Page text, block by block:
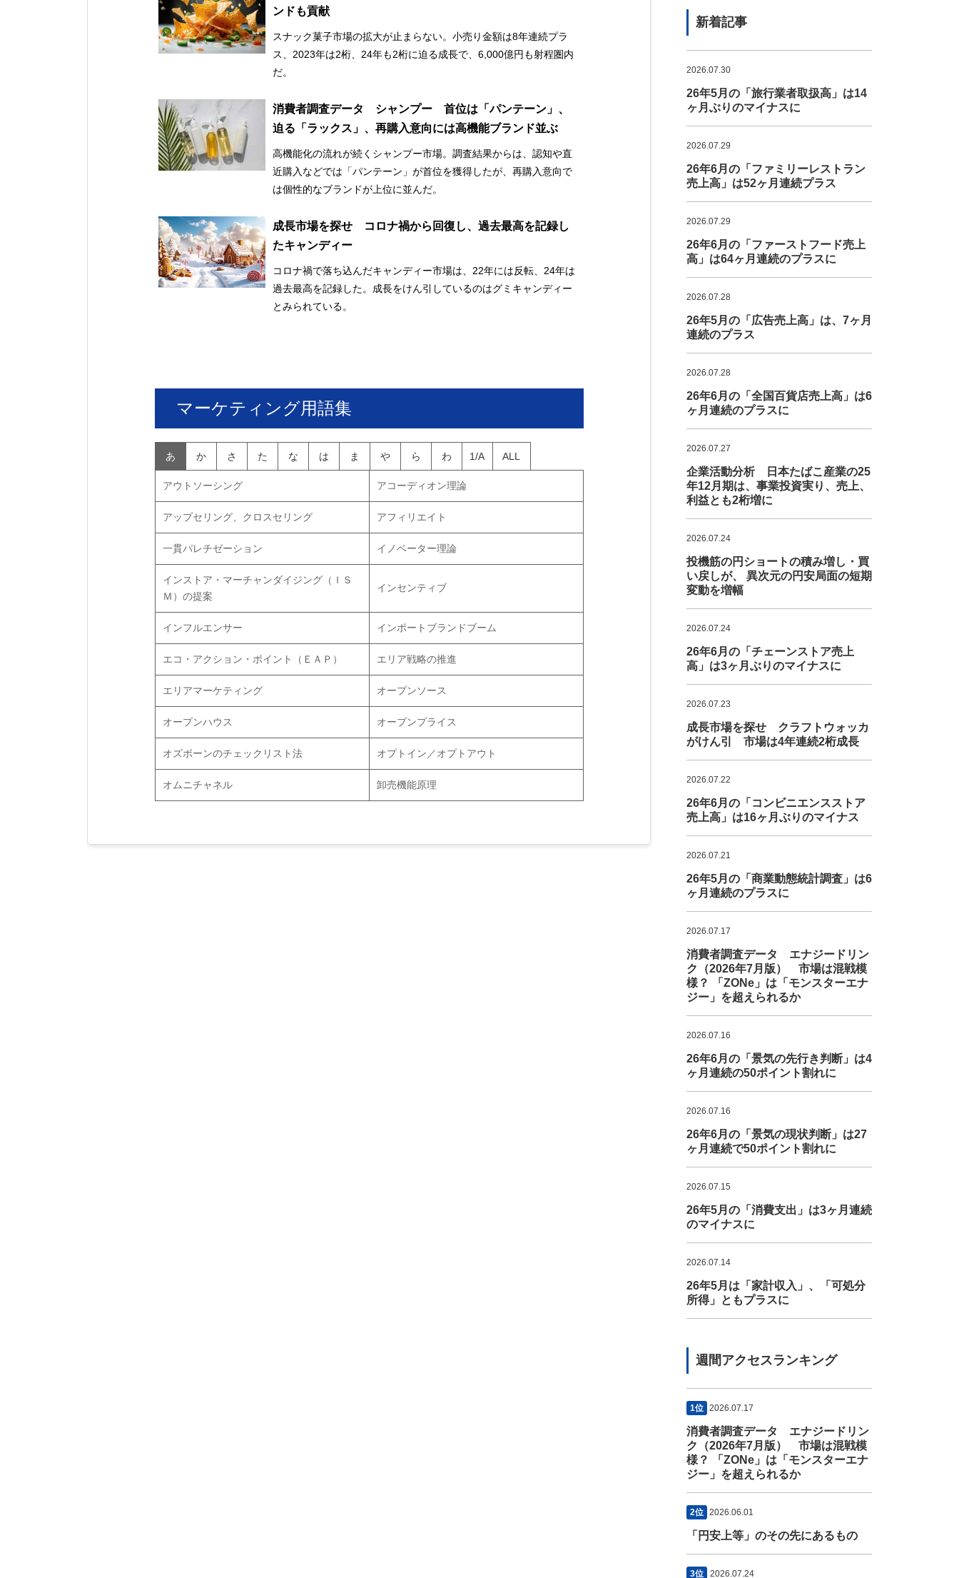
ンドも貢献
スナック菓子市場の拡大が止まらない。小売り金額は8年連続プラ
ス、2023年は2桁、24年も2桁に迫る成長で、6,000億円も射程圏内
だ。
消費者調査データ シャンプー 首位は「パンテーン」、
迫る「ラックス」、再購入意向には高機能ブランド並ぶ
高機能化の流れが続くシャンプー市場。調査結果からは、認知や直
近購入などでは「パンテーン」が首位を獲得したが、再購入意向で
は個性的なブランドが上位に並んだ。
成長市場を探せ コロナ禍から回復し、過去最高を記録し
たキャンディー
コロナ禍で落ち込んだキャンディー市場は、22年には反転、24年は
過去最高を記録した。成長をけん引しているのはグミキャンディー
とみられている。
マーケティング用語集
あ か さ た な は ま や ら わ 1/A ALL
アウトソーシング アコーディオン理論
アップセリング、クロスセリング アフィリエイト
一貫パレチゼーション イノベーター理論
インストア・マーチャンダイジング（ＩＳ
Ｍ）の提案
インセンティブ
インフルエンサー インポートブランドブーム
エコ・アクション・ポイント（ＥＡＰ） エリア戦略の推進
エリアマーケティング オープンソース
オープンハウス オープンプライス
オズボーンのチェックリスト法 オプトイン／オプトアウト
オムニチャネル 卸売機能原理
新着記事
2026.07.30
26年5月の「旅行業者取扱高」は14
ヶ月ぶりのマイナスに
2026.07.29
26年6月の「ファミリーレストラン
売上高」は52ヶ月連続プラス
2026.07.29
26年6月の「ファーストフード売上
高」は64ヶ月連続のプラスに
2026.07.28
26年5月の「広告売上高」は、7ヶ月
連続のプラス
2026.07.28
26年6月の「全国百貨店売上高」は6
ヶ月連続のプラスに
2026.07.27
企業活動分析 日本たばこ産業の25
年12月期は、事業投資実り、売上、
利益とも2桁増に
2026.07.24
投機筋の円ショートの積み増し・買
い戻しが、 異次元の円安局面の短期
変動を増幅
2026.07.24
26年6月の「チェーンストア売上
高」は3ヶ月ぶりのマイナスに
2026.07.23
成長市場を探せ クラフトウォッカ
がけん引 市場は4年連続2桁成長
2026.07.22
26年6月の「コンビニエンスストア
売上高」は16ヶ月ぶりのマイナス
2026.07.21
26年5月の「商業動態統計調査」は6
ヶ月連続のプラスに
2026.07.17
消費者調査データ エナジードリン
ク（2026年7月版） 市場は混戦模
様？ 「ZONe」は「モンスターエナ
ジー」を超えられるか
2026.07.16
26年6月の「景気の先行き判断」は4
ヶ月連続の50ポイント割れに
2026.07.16
26年6月の「景気の現状判断」は27
ヶ月連続で50ポイント割れに
2026.07.15
26年5月の「消費支出」は3ヶ月連続
のマイナスに
2026.07.14
26年5月は「家計収入」、「可処分
所得」ともプラスに
週間アクセスランキング
1位 2026.07.17
消費者調査データ エナジードリン
ク（2026年7月版） 市場は混戦模
様？ 「ZONe」は「モンスターエナ
ジー」を超えられるか
2位 2026.06.01
「円安上等」のその先にあるもの
3位 2026.07.24